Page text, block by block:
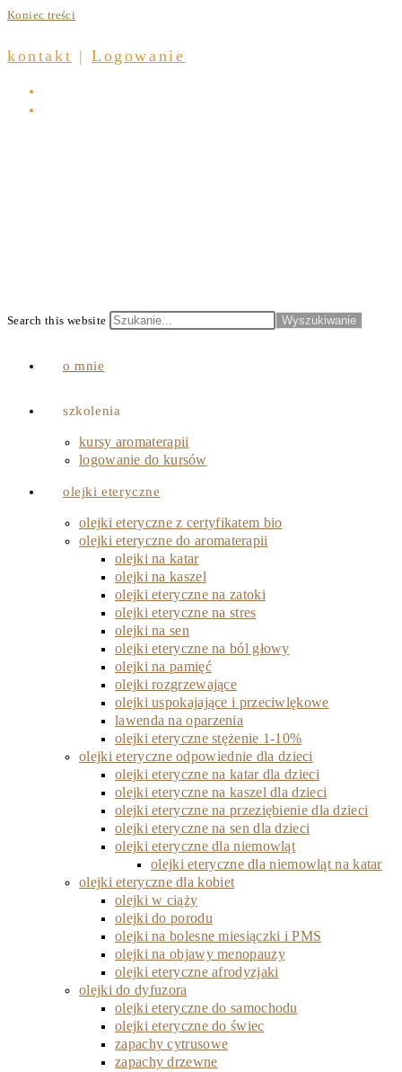
Koniec treści
kontakt |Logowanie
Search this website Wyszukiwanie
o mnie
szkolenia
kursy aromaterapii
logowanie do kursów
olejki eteryczne
olejki eteryczne z certyfikatem bio
olejki eteryczne do aromaterapii
olejki na katar
olejki na kaszel
olejki eteryczne na zatoki
olejki eteryczne na stres
olejki na sen
olejki eteryczne na ból głowy
olejki na pamięć
olejki rozgrzewające
olejki uspokajające i przeciwlękowe
lawenda na oparzenia
olejki eteryczne stężenie 1-10%
olejki eteryczne odpowiednie dla dzieci
olejki eteryczne na katar dla dzieci
olejki eteryczne na kaszel dla dzieci
olejki eteryczne na przeziębienie dla dzieci
olejki eteryczne na sen dla dzieci
olejki eteryczne dla niemowląt
olejki eteryczne dla niemowląt na katar
olejki eteryczne dla kobiet
olejki w ciąży
olejki do porodu
olejki na bolesne miesiączki i PMS
olejki na objawy menopauzy
olejki eteryczne afrodyzjaki
olejki do dyfuzora
olejki eteryczne do samochodu
olejki eteryczne do świec
zapachy cytrusowe
zapachy drzewne